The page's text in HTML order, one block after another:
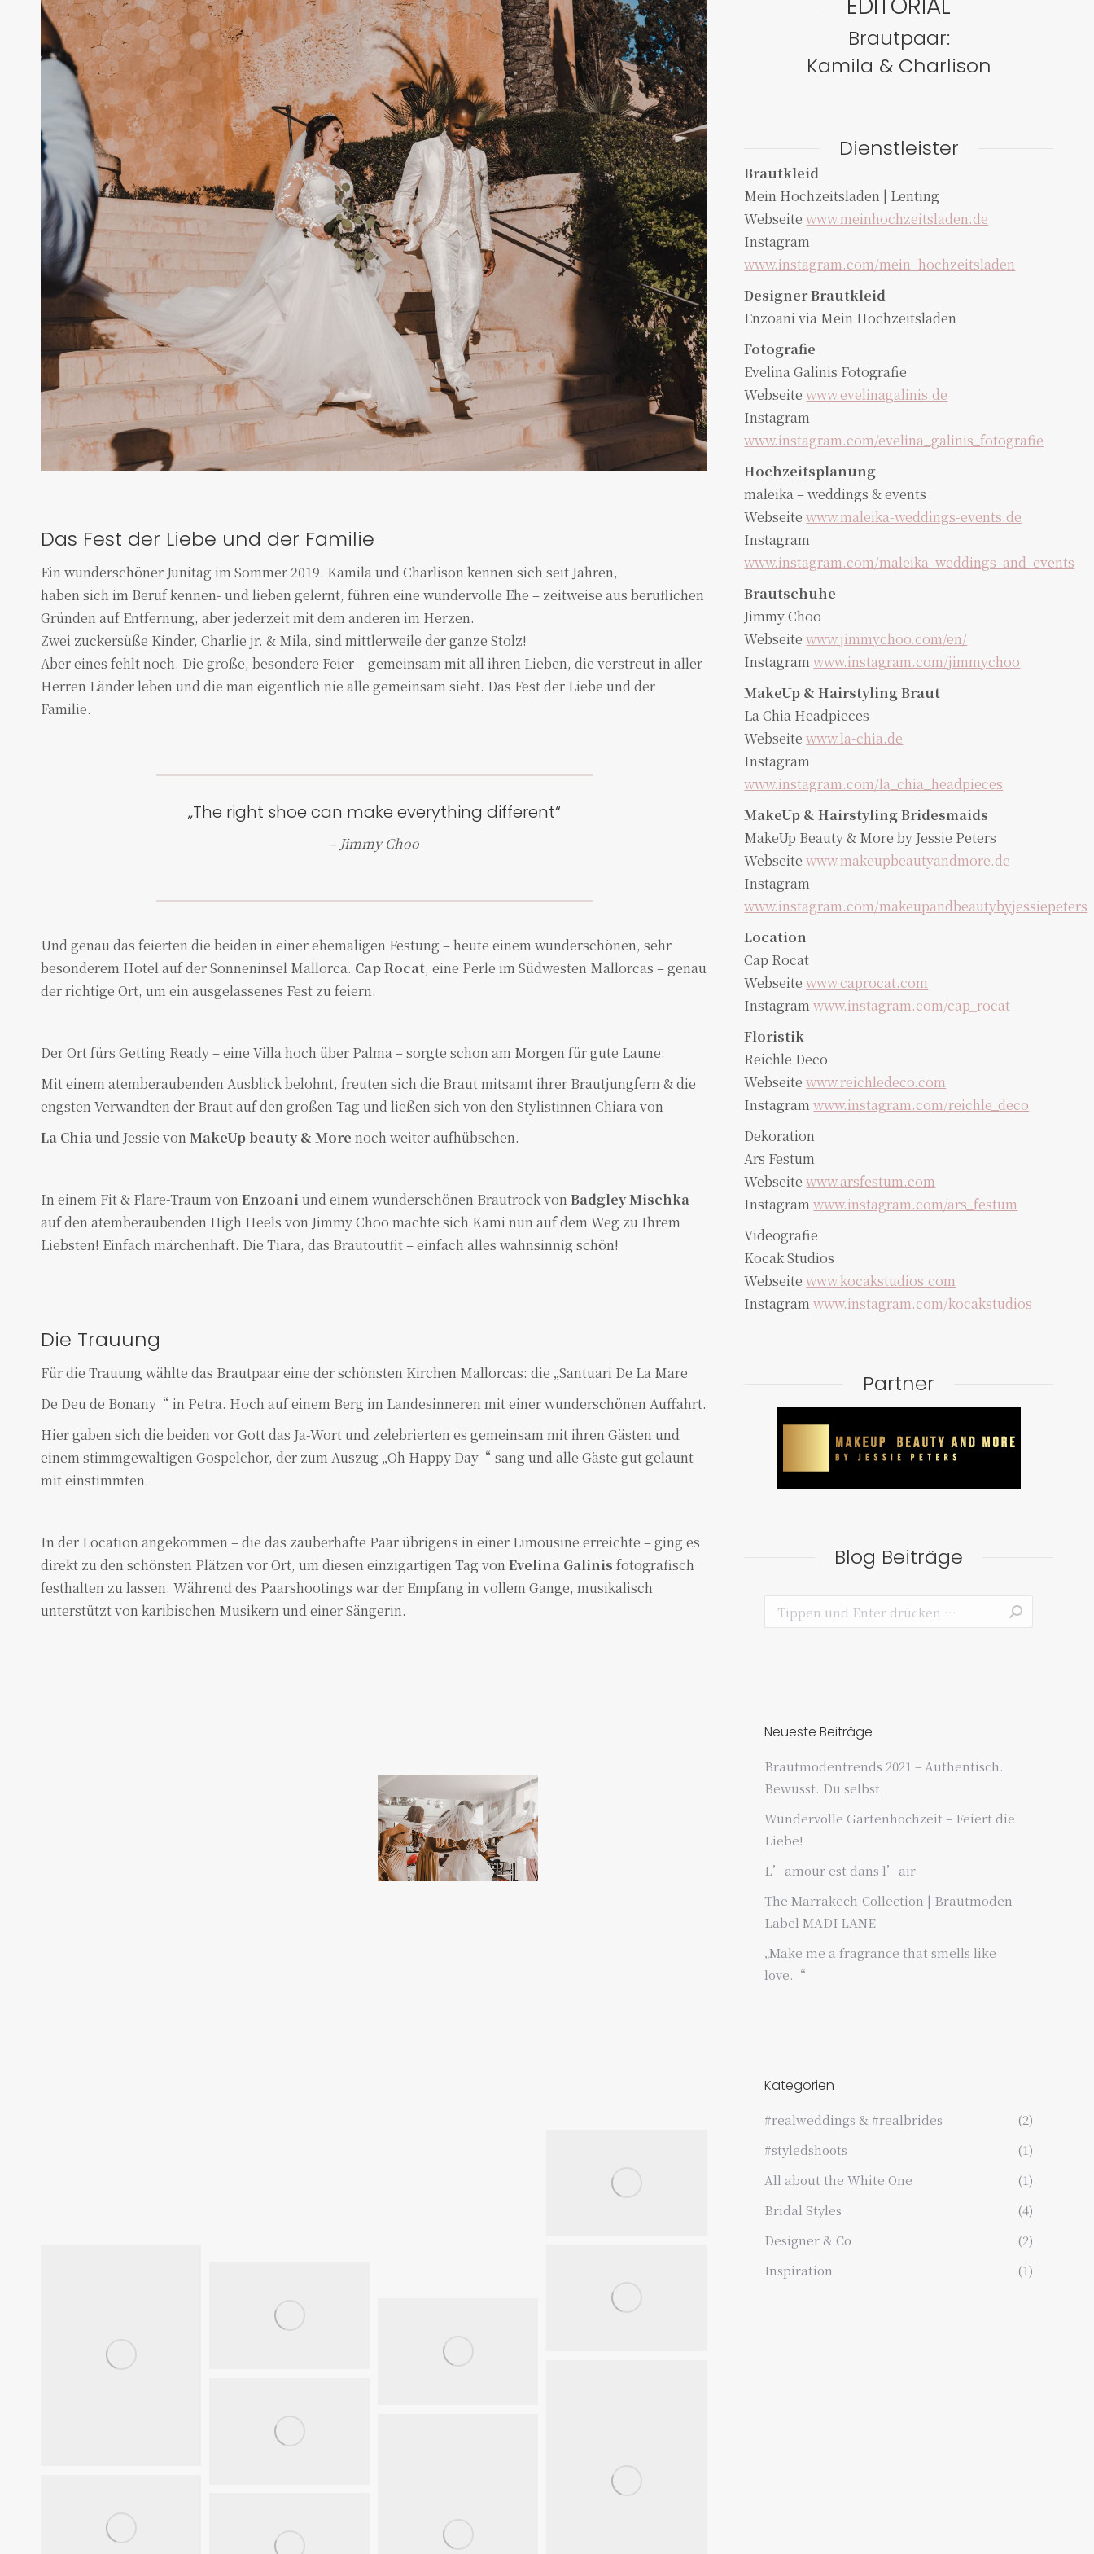
Das Fest der Liebe und der Familie
Ein wunderschöner Junitag im Sommer 2019. Kamila und Charlison kennen sich seit Jahren,
haben sich im Beruf kennen- und lieben gelernt, führen eine wundervolle Ehe – zeitweise aus beruflichen
Gründen auf Entfernung, aber jederzeit mit dem anderen im Herzen.
Zwei zuckersüße Kinder, Charlie jr. & Mila, sind mittlerweile der ganze Stolz!
Aber eines fehlt noch. Die große, besondere Feier – gemeinsam mit all ihren Lieben, die verstreut in aller
Herren Länder leben und die man eigentlich nie alle gemeinsam sieht. Das Fest der Liebe und der
Familie.
„The right shoe can make everything different“
– Jimmy Choo
Und genau das feierten die beiden in einer ehemaligen Festung – heute einem wunderschönen, sehr
besonderem Hotel auf der Sonneninsel Mallorca. Cap Rocat, eine Perle im Südwesten Mallorcas – genau
der richtige Ort, um ein ausgelassenes Fest zu feiern.
Der Ort fürs Getting Ready – eine Villa hoch über Palma – sorgte schon am Morgen für gute Laune:
Mit einem atemberaubenden Ausblick belohnt, freuten sich die Braut mitsamt ihrer Brautjungfern & die
engsten Verwandten der Braut auf den großen Tag und ließen sich von den Stylistinnen Chiara von
La Chia und Jessie von MakeUp beauty & More noch weiter aufhübschen.
In einem Fit & Flare-Traum von Enzoani und einem wunderschönen Brautrock von Badgley Mischka
auf den atemberaubenden High Heels von Jimmy Choo machte sich Kami nun auf dem Weg zu Ihrem
Liebsten! Einfach märchenhaft. Die Tiara, das Brautoutfit – einfach alles wahnsinnig schön!
Die Trauung
Für die Trauung wählte das Brautpaar eine der schönsten Kirchen Mallorcas: die „Santuari De La Mare
De Deu de Bonany“ in Petra. Hoch auf einem Berg im Landesinneren mit einer wunderschönen Auffahrt.
Hier gaben sich die beiden vor Gott das Ja-Wort und zelebrierten es gemeinsam mit ihren Gästen und
einem stimmgewaltigen Gospelchor, der zum Auszug „Oh Happy Day“ sang und alle Gäste gut gelaunt
mit einstimmten.
In der Location angekommen – die das zauberhafte Paar übrigens in einer Limousine erreichte – ging es
direkt zu den schönsten Plätzen vor Ort, um diesen einzigartigen Tag von Evelina Galinis fotografisch
festhalten zu lassen. Während des Paarshootings war der Empfang in vollem Gange, musikalisch
unterstützt von karibischen Musikern und einer Sängerin.
Brautpaar:
Kamila & Charlison
Dienstleister
Brautkleid
Mein Hochzeitsladen | Lenting
Webseitewww.meinhochzeitsladen.de
Instagram
www.instagram.com/mein_hochzeitsladen
Designer Brautkleid
Enzoani via Mein Hochzeitsladen
Fotografie
Evelina Galinis Fotografie
Webseitewww.evelinagalinis.de
Instagram
www.instagram.com/evelina_galinis_fotografie
Hochzeitsplanung
maleika – weddings & events
Webseitewww.maleika-weddings-events.de
Instagram
www.instagram.com/maleika_weddings_and_events
Brautschuhe
Jimmy Choo
Webseitewww.jimmychoo.com/en/
Instagramwww.instagram.com/jimmychoo
MakeUp & Hairstyling Braut
La Chia Headpieces
Webseitewww.la-chia.de
Instagram
www.instagram.com/la_chia_headpieces
MakeUp & Hairstyling Bridesmaids
MakeUp Beauty & More by Jessie Peters
Webseitewww.makeupbeautyandmore.de
Instagram
www.instagram.com/makeupandbeautybyjessiepeters
Location
Cap Rocat
Webseitewww.caprocat.com
Instagramwww.instagram.com/cap_rocat
Floristik
Reichle Deco
Webseitewww.reichledeco.com
Instagramwww.instagram.com/reichle_deco
Dekoration
Ars Festum
Webseitewww.arsfestum.com
Instagramwww.instagram.com/ars_festum
Videografie
Kocak Studios
Webseitewww.kocakstudios.com
Instagramwww.instagram.com/kocakstudios
Partner
Blog Beiträge
Search:
Neueste Beiträge
Brautmodentrends 2021 – Authentisch.
Bewusst. Du selbst.
Wundervolle Gartenhochzeit – Feiert die
Liebe!
L’amour est dans l’air
The Marrakech-Collection | Brautmoden-
Label MADI LANE
„Make me a fragrance that smells like
love.“
Kategorien
#realweddings & #realbrides
(2)
#styledshoots
(1)
All about the White One
(1)
Bridal Styles
(4)
Designer & Co
(2)
Inspiration
(1)